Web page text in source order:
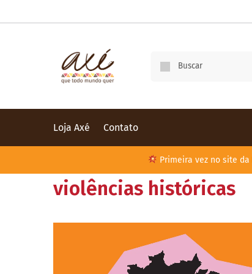
Loja Axé Contato
Primeira vez no site da
violências históricas